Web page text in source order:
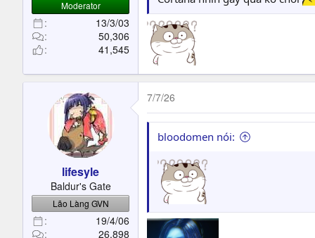
Moderator
13/3/03
50,306
41,545
lifesyle
Baldur's Gate
Lão Làng GVN
19/4/06
26,898
7/7/26
bloodomen nói: